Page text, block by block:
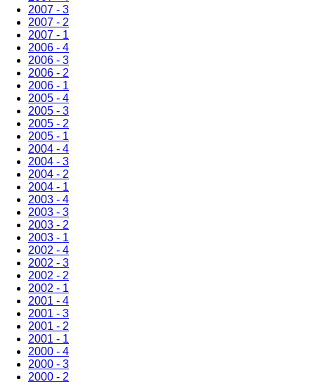
2007 - 3
2007 - 2
2007 - 1
2006 - 4
2006 - 3
2006 - 2
2006 - 1
2005 - 4
2005 - 3
2005 - 2
2005 - 1
2004 - 4
2004 - 3
2004 - 2
2004 - 1
2003 - 4
2003 - 3
2003 - 2
2003 - 1
2002 - 4
2002 - 3
2002 - 2
2002 - 1
2001 - 4
2001 - 3
2001 - 2
2001 - 1
2000 - 4
2000 - 3
2000 - 2